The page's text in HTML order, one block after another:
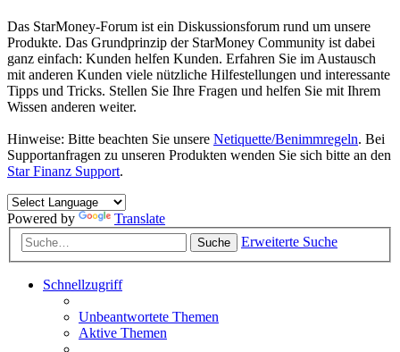
Das StarMoney-Forum ist ein Diskussionsforum rund um unsere
Produkte. Das Grundprinzip der StarMoney Community ist dabei
ganz einfach: Kunden helfen Kunden. Erfahren Sie im Austausch
mit anderen Kunden viele nützliche Hilfestellungen und interessante
Tipps und Tricks. Stellen Sie Ihre Fragen und helfen Sie mit Ihrem
Wissen anderen weiter.
Hinweise: Bitte beachten Sie unsere Netiquette/Benimmregeln. Bei
Supportanfragen zu unseren Produkten wenden Sie sich bitte an den
Star Finanz Support.
Powered by Translate
Suche Erweiterte Suche
Schnellzugriff
Unbeantwortete Themen
Aktive Themen